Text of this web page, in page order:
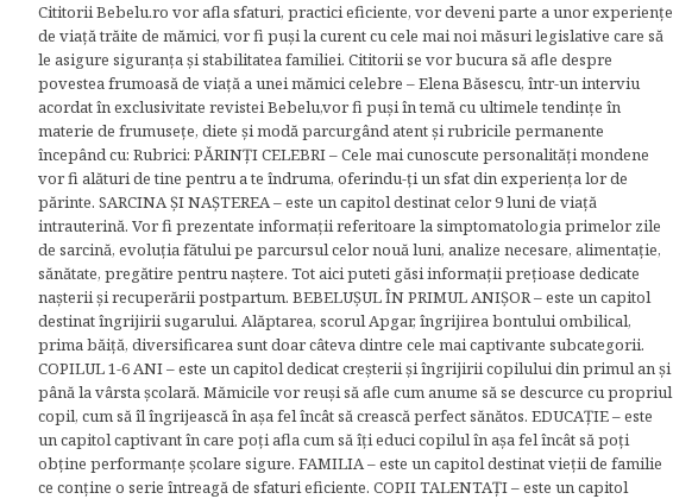
Cititorii Bebelu.ro vor afla sfaturi, practici eficiente, vor deveni parte a unor experienţe
de viaţă trăite de mămici, vor fi puşi la curent cu cele mai noi măsuri legislative care să
le asigure siguranţa şi stabilitatea familiei. Cititorii se vor bucura să afle despre
povestea frumoasă de viață a unei mămici celebre – Elena Băsescu, într-un interviu
acordat în exclusivitate revistei Bebelu,vor fi puşi în temă cu ultimele tendinţe în
materie de frumuseţe, diete şi modă parcurgând atent şi rubricile permanente
începând cu: Rubrici: PĂRINŢI CELEBRI – Cele mai cunoscute personalităţi mondene
vor fi alături de tine pentru a te îndruma, oferindu-ţi un sfat din experienţa lor de
părinte. SARCINA ŞI NAŞTEREA – este un capitol destinat celor 9 luni de viaţă
intrauterină. Vor fi prezentate informaţii referitoare la simptomatologia primelor zile
de sarcină, evoluţia fătului pe parcursul celor nouă luni, analize necesare, alimentaţie,
sănătate, pregătire pentru naştere. Tot aici puteti găsi informaţii preţioase dedicate
naşterii şi recuperării postpartum. BEBELUŞUL ÎN PRIMUL ANIŞOR – este un capitol
destinat îngrijirii sugarului. Alăptarea, scorul Apgar, îngrijirea bontului ombilical,
prima băiţă, diversificarea sunt doar câteva dintre cele mai captivante subcategorii.
COPILUL 1-6 ANI – este un capitol dedicat creşterii şi îngrijirii copilului din primul an şi
până la vârsta şcolară. Mămicile vor reuşi să afle cum anume să se descurce cu propriul
copil, cum să îl îngrijească în aşa fel încât să crească perfect sănătos. EDUCAŢIE – este
un capitol captivant în care poţi afla cum să îţi educi copilul în aşa fel încât să poţi
obţine performanţe şcolare sigure. FAMILIA – este un capitol destinat vieţii de familie
ce conţine o serie întreagă de sfaturi eficiente. COPII TALENTAŢI – este un capitol